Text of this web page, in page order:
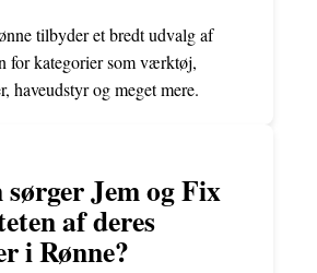
tilbyder et bredt udvalg af
for kategorier som værktøj,
haveudstyr og meget mere.
Jem og Fix
af deres
i Rønne?